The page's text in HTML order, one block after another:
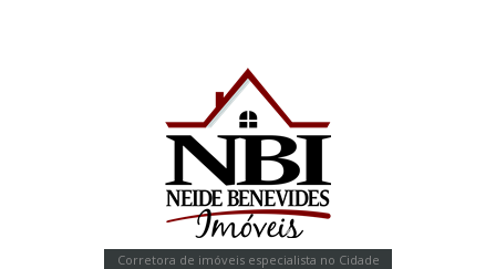
Corretora de imóveis especialista no Cidade